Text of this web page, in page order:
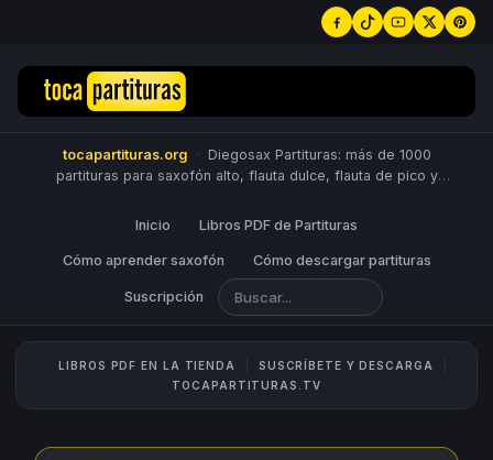
tocapartituras.org ·
Diegosax Partituras: más de 1000
partituras para saxofón alto, flauta dulce, flauta de pico y
chelo, fagot, bombardino, fliscorno, corno, trompa, barítono,
Scores. PUBLICA PARTITURAS
Inicio Libros PDF de Partituras
Cómo aprender saxofón Cómo descargar partituras
Suscripción
LIBROS PDF EN LA TIENDA
SUSCRÍBETE Y DESCARGA
TOCAPARTITURAS.TV